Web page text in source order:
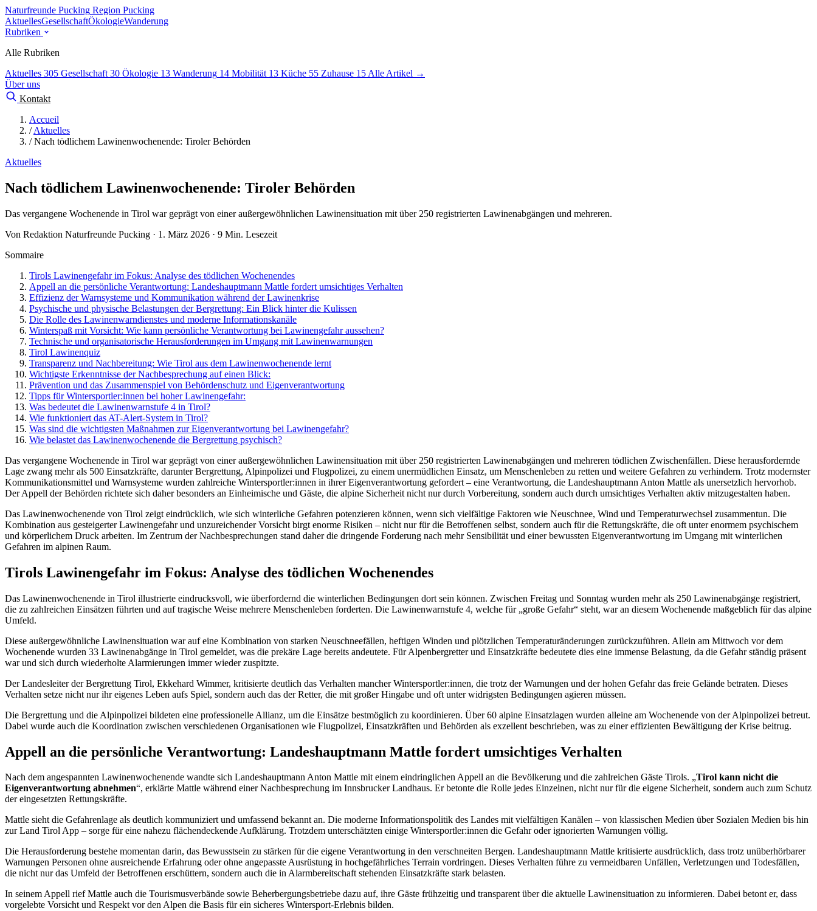
Naturfreunde Pucking Region Pucking
AktuellesGesellschaftÖkologieWanderung
Rubriken
Alle Rubriken
Aktuelles 305 Gesellschaft 30 Ökologie 13 Wanderung 14 Mobilität 13 Küche 55 Zuhause 15 Alle Artikel →
Über uns
Kontakt
Accueil
/ Aktuelles
/ Nach tödlichem Lawinenwochenende: Tiroler Behörden
Aktuelles
Nach tödlichem Lawinenwochenende: Tiroler Behörden
Das vergangene Wochenende in Tirol war geprägt von einer außergewöhnlichen Lawinensituation mit über 250 registrierten Lawinenabgängen und mehreren.
Von Redaktion Naturfreunde Pucking · 1. März 2026 · 9 Min. Lesezeit
Sommaire
Tirols Lawinengefahr im Fokus: Analyse des tödlichen Wochenendes
Appell an die persönliche Verantwortung: Landeshauptmann Mattle fordert umsichtiges Verhalten
Effizienz der Warnsysteme und Kommunikation während der Lawinenkrise
Psychische und physische Belastungen der Bergrettung: Ein Blick hinter die Kulissen
Die Rolle des Lawinenwarndienstes und moderne Informationskanäle
Winterspaß mit Vorsicht: Wie kann persönliche Verantwortung bei Lawinengefahr aussehen?
Technische und organisatorische Herausforderungen im Umgang mit Lawinenwarnungen
Tirol Lawinenquiz
Transparenz und Nachbereitung: Wie Tirol aus dem Lawinenwochenende lernt
Wichtigste Erkenntnisse der Nachbesprechung auf einen Blick:
Prävention und das Zusammenspiel von Behördenschutz und Eigenverantwortung
Tipps für Wintersportler:innen bei hoher Lawinengefahr:
Was bedeutet die Lawinenwarnstufe 4 in Tirol?
Wie funktioniert das AT-Alert-System in Tirol?
Was sind die wichtigsten Maßnahmen zur Eigenverantwortung bei Lawinengefahr?
Wie belastet das Lawinenwochenende die Bergrettung psychisch?
Das vergangene Wochenende in Tirol war geprägt von einer außergewöhnlichen Lawinensituation mit über 250 registrierten Lawinenabgängen und mehreren tödlichen Zwischenfällen. Diese herausfordernde
Lage zwang mehr als 500 Einsatzkräfte, darunter Bergrettung, Alpinpolizei und Flugpolizei, zu einem unermüdlichen Einsatz, um Menschenleben zu retten und weitere Gefahren zu verhindern. Trotz modernster
Kommunikationsmittel und Warnsysteme wurden zahlreiche Wintersportler:innen in ihrer Eigenverantwortung gefordert – eine Verantwortung, die Landeshauptmann Anton Mattle als unersetzlich hervorhob.
Der Appell der Behörden richtete sich daher besonders an Einheimische und Gäste, die alpine Sicherheit nicht nur durch Vorbereitung, sondern auch durch umsichtiges Verhalten aktiv mitzugestalten haben.
Das Lawinenwochenende von Tirol zeigt eindrücklich, wie sich winterliche Gefahren potenzieren können, wenn sich vielfältige Faktoren wie Neuschnee, Wind und Temperaturwechsel zusammentun. Die
Kombination aus gesteigerter Lawinengefahr und unzureichender Vorsicht birgt enorme Risiken – nicht nur für die Betroffenen selbst, sondern auch für die Rettungskräfte, die oft unter enormem psychischem
und körperlichem Druck arbeiten. Im Zentrum der Nachbesprechungen stand daher die dringende Forderung nach mehr Sensibilität und einer bewussten Eigenverantwortung im Umgang mit winterlichen
Gefahren im alpinen Raum.
Tirols Lawinengefahr im Fokus: Analyse des tödlichen Wochenendes
Das Lawinenwochenende in Tirol illustrierte eindrucksvoll, wie überfordernd die winterlichen Bedingungen dort sein können. Zwischen Freitag und Sonntag wurden mehr als 250 Lawinenabgänge registriert,
die zu zahlreichen Einsätzen führten und auf tragische Weise mehrere Menschenleben forderten. Die Lawinenwarnstufe 4, welche für „große Gefahr“ steht, war an diesem Wochenende maßgeblich für das alpine
Umfeld.
Diese außergewöhnliche Lawinensituation war auf eine Kombination von starken Neuschneefällen, heftigen Winden und plötzlichen Temperaturänderungen zurückzuführen. Allein am Mittwoch vor dem
Wochenende wurden 33 Lawinenabgänge in Tirol gemeldet, was die prekäre Lage bereits andeutete. Für Alpenbergretter und Einsatzkräfte bedeutete dies eine immense Belastung, da die Gefahr ständig präsent
war und sich durch wiederholte Alarmierungen immer wieder zuspitzte.
Der Landesleiter der Bergrettung Tirol, Ekkehard Wimmer, kritisierte deutlich das Verhalten mancher Wintersportler:innen, die trotz der Warnungen und der hohen Gefahr das freie Gelände betraten. Dieses
Verhalten setze nicht nur ihr eigenes Leben aufs Spiel, sondern auch das der Retter, die mit großer Hingabe und oft unter widrigsten Bedingungen agieren müssen.
Die Bergrettung und die Alpinpolizei bildeten eine professionelle Allianz, um die Einsätze bestmöglich zu koordinieren. Über 60 alpine Einsatzlagen wurden alleine am Wochenende von der Alpinpolizei betreut.
Dabei wurde auch die Koordination zwischen verschiedenen Organisationen wie Flugpolizei, Einsatzkräften und Behörden als exzellent beschrieben, was zu einer effizienten Bewältigung der Krise beitrug.
Appell an die persönliche Verantwortung: Landeshauptmann Mattle fordert umsichtiges Verhalten
Nach dem angespannten Lawinenwochenende wandte sich Landeshauptmann Anton Mattle mit einem eindringlichen Appell an die Bevölkerung und die zahlreichen Gäste Tirols. „Tirol kann nicht die
Eigenverantwortung abnehmen“, erklärte Mattle während einer Nachbesprechung im Innsbrucker Landhaus. Er betonte die Rolle jedes Einzelnen, nicht nur für die eigene Sicherheit, sondern auch zum Schutz
der eingesetzten Rettungskräfte.
Mattle sieht die Gefahrenlage als deutlich kommuniziert und umfassend bekannt an. Die moderne Informationspolitik des Landes mit vielfältigen Kanälen – von klassischen Medien über Sozialen Medien bis hin
zur Land Tirol App – sorge für eine nahezu flächendeckende Aufklärung. Trotzdem unterschätzten einige Wintersportler:innen die Gefahr oder ignorierten Warnungen völlig.
Die Herausforderung bestehe momentan darin, das Bewusstsein zu stärken für die eigene Verantwortung in den verschneiten Bergen. Landeshauptmann Mattle kritisierte ausdrücklich, dass trotz unüberhörbarer
Warnungen Personen ohne ausreichende Erfahrung oder ohne angepasste Ausrüstung in hochgefährliches Terrain vordringen. Dieses Verhalten führe zu vermeidbaren Unfällen, Verletzungen und Todesfällen,
die nicht nur das Umfeld der Betroffenen erschüttern, sondern auch die in Alarmbereitschaft stehenden Einsatzkräfte stark belasten.
In seinem Appell rief Mattle auch die Tourismusverbände sowie Beherbergungsbetriebe dazu auf, ihre Gäste frühzeitig und transparent über die aktuelle Lawinensituation zu informieren. Dabei betont er, dass
vorgelebte Vorsicht und Respekt vor den Alpen die Basis für ein sicheres Wintersport-Erlebnis bilden.